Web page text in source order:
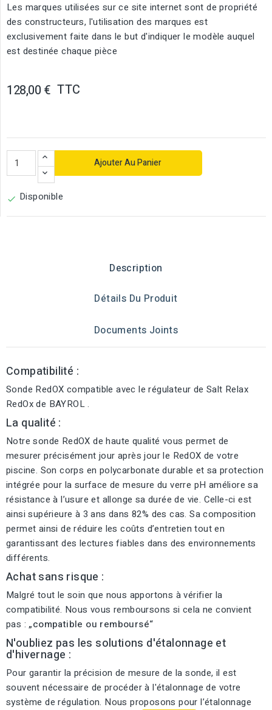
Les marques utilisées sur ce site internet sont de propriété
des constructeurs, l'utilisation des marques est
exclusivement faite dans le but d'indiquer le modèle auquel
est destinée chaque pièce
128,00 € TTC
Ajouter Au Panier
 Disponible
Description
Détails Du Produit
Documents Joints
Compatibilité :
Sonde RedOX compatible avec le régulateur de Salt Relax
RedOx de BAYROL .
La qualité :
Notre sonde RedOX de haute qualité vous permet de
mesurer précisément jour après jour le RedOX de votre
piscine. Son corps en polycarbonate durable et sa protection
intégrée pour la surface de mesure du verre pH améliore sa
résistance à l’usure et allonge sa durée de vie. Celle-ci est
ainsi supérieure à 3 ans dans 82% des cas. Sa composition
permet ainsi de réduire les coûts d’entretien tout en
garantissant des lectures fiables dans des environnements
différents.
Achat sans risque :
Malgré tout le soin que nous apportons à vérifier la
compatibilité. Nous vous remboursons si cela ne convient
pas :„compatible ou remboursé“
N'oubliez pas les solutions d'étalonnage et
d'hivernage :
Pour garantir la précision de mesure de la sonde, il est
souvent nécessaire de procéder à l'étalonnage de votre
système de régulation. Nous proposons pour l’étalonnage